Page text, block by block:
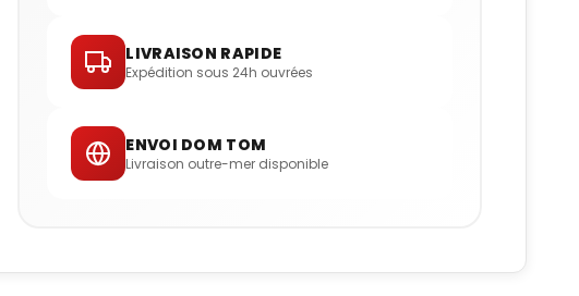
LIVRAISON RAPIDE
Expédition sous 24h ouvrées
ENVOI DOM TOM
Livraison outre-mer disponible